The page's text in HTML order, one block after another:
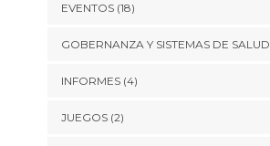
EVENTOS(18)
GOBERNANZA Y SISTEMAS DE SALUD
INFORMES(4)
JUEGOS(2)